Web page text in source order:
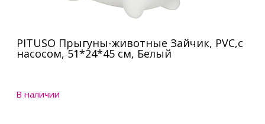
PITUSO Прыгуны-животные Зайчик, PVC,с
насосом, 51*24*45 см, Белый
В наличии